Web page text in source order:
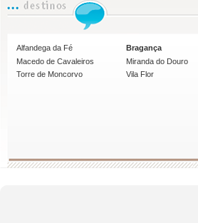
Alfandega da Fé Bragança
Macedo de Cavaleiros
Miranda do Douro
Torre de Moncorvo
Vila Flor